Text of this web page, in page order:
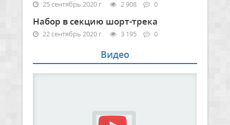
25 сентябрь 2020 г. 2 908 0
Набор в секцию шорт-трека
22 сентябрь 2020 г. 3 195 0
Видео